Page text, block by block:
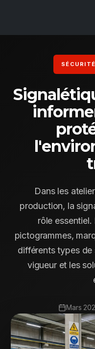
Dans les
production, la
rôle essentiel.
pictogrammes,
différents types de
vigueur et les
Mars